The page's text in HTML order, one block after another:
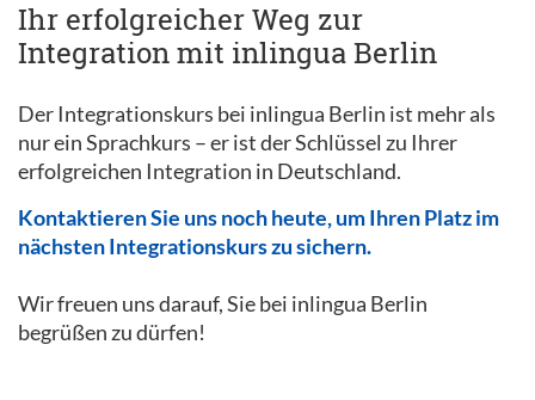
Ihr erfolgreicher Weg zur
Integration mit inlingua Berlin
Der Integrationskurs bei inlingua Berlin ist mehr als
nur ein Sprachkurs – er ist der Schlüssel zu Ihrer
erfolgreichen Integration in Deutschland.
Kontaktieren Sie uns noch heute, um Ihren Platz im
nächsten Integrationskurs zu sichern.
Wir freuen uns darauf, Sie bei inlingua Berlin
begrüßen zu dürfen!